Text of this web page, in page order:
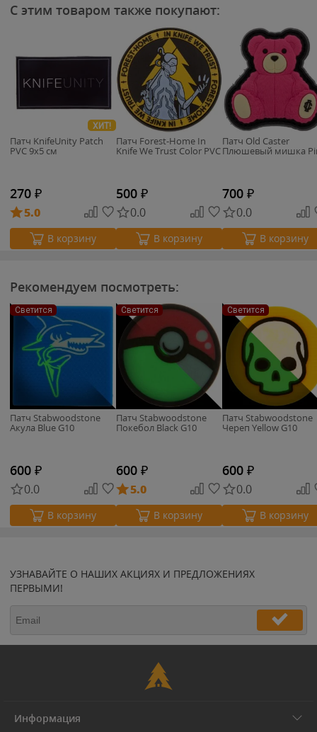
С этим товаром также покупают:
ХИТ!
Патч KnifeUnity Patch
PVC 9x5 см
270 ₽
5.0
В корзину
Патч Forest-Home In
Knife We Trust Color PVC
500 ₽
0.0
В корзину
Патч Old Caster
Плюшевый мишка
700 ₽
0.0
В корзину
Рекомендуем посмотреть:
Светится
Патч Stabwoodstone
Акула Blue G10
600 ₽
0.0
В корзину
Светится
Патч Stabwoodstone
Покебол Black G10
600 ₽
5.0
В корзину
Светится
Патч Stabwoodstone
Череп Yellow G10
600 ₽
0.0
В корзину
УЗНАВАЙТЕ О НАШИХ АКЦИЯХ И ПРЕДЛОЖЕНИЯХ
ПЕРВЫМИ!
Информация